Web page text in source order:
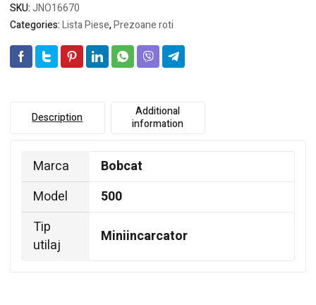
SKU:JNO16670
Categories:Lista Piese,Prezoane roti
Description
Additional
information
Marca
Bobcat
Model
500
Tip
utilaj
Miniincarcator